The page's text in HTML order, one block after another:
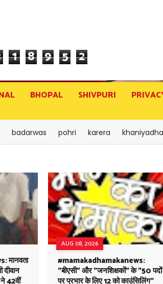
1 8 9 5 2
BHOPAL SHIVPURI
badarwas pohri karera
मानवता
दीवान
42वीं
AUG 08, 2026
#mamakadhamakanews:
"बीएसी" और "जनशिक्षकों" के "50 पदों
पर प्रभार के लिए 12 को काउंसिलिंग"